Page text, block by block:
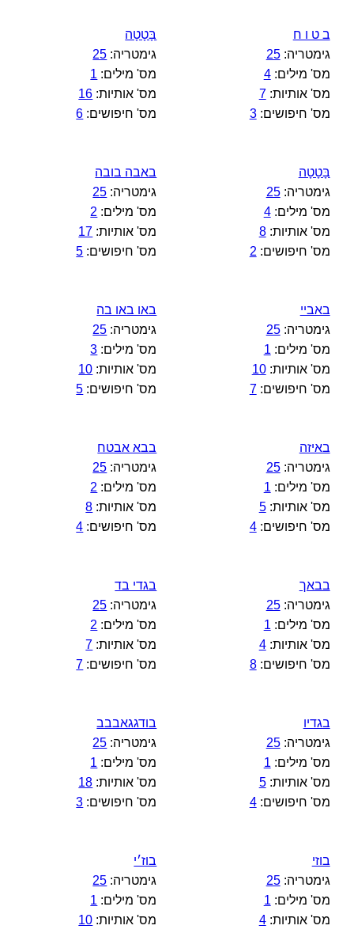
ב ט ו ח
גימטריה:25
מס' מילים:4
מס' אותיות:7
מס' חיפושים:3
בָּטָטָה
גימטריה: 25
מס' מילים: 1
מס' אותיות: 16
מס' חיפושים: 6
בָּטָטָה
גימטריה:25
מס' מילים:4
מס' אותיות:8
מס' חיפושים: 2
באבה בובה
גימטריה: 25
מס' מילים: 2
מס' אותיות: 17
מס' חיפושים: 5
באביי
גימטריה:25
מס' מילים: 1
מס' אותיות:10
מס' חיפושים:7
באו באו בה
גימטריה: 25
מס' מילים: 3
מס' אותיות: 10
מס' חיפושים: 5
באיזה
גימטריה:25
מס' מילים: 1
מס' אותיות:5
מס' חיפושים:4
בבא אבטח
גימטריה: 25
מס' מילים: 2
מס' אותיות: 8
מס' חיפושים: 4
בבאך
גימטריה:25
מס' מילים: 1
מס' אותיות:4
מס' חיפושים:8
בגדי בד
גימטריה: 25
מס' מילים: 2
מס' אותיות: 7
מס' חיפושים: 7
בגדיו
גימטריה:25
מס' מילים: 1
מס' אותיות:5
מס' חיפושים:4
בודגגאבבב
גימטריה: 25
מס' מילים: 1
מס' אותיות: 18
מס' חיפושים: 3
בוזי
גימטריה:25
מס' מילים: 1
מס' אותיות:4
בוז׳י
גימטריה: 25
מס' מילים: 1
מס' אותיות: 10